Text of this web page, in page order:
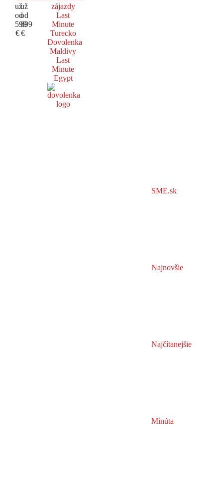
už
od
599
€
už
od
699
€
zájazdy
Last
Minute
Turecko
Dovolenka
Maldivy
Last
Minute
Egypt
SME.sk
Najnovšie
Najčítanejšie
Minúta